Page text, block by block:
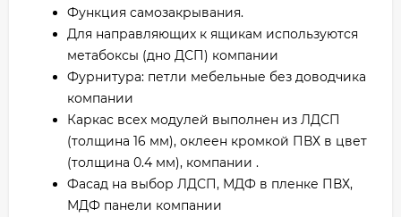
Функция самозакрывания.
Для направляющих к ящикам используются
метабоксы (дно ДСП) компании
Фурнитура: петли мебельные без доводчика
компании
Каркас всех модулей выполнен из ЛДСП
(толщина 16 мм), оклеен кромкой ПВХ в цвет
(толщина 0.4 мм), компании .
Фасад на выбор ЛДСП, МДФ в пленке ПВХ,
МДФ панели компании